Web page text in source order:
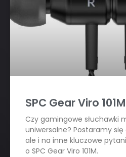
SPC Gear Viro
Czy gamingowe słuchawki
uniwersalne? Postaramy
ale i na inne kluczowe
o SPC Gear Viro 101M.